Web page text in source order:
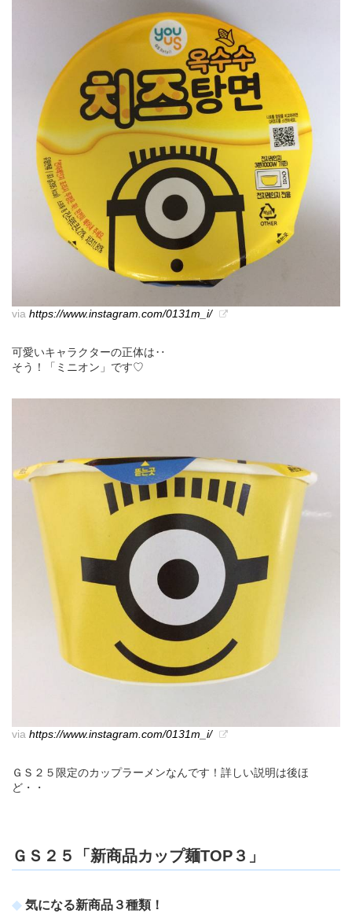
via https://www.instagram.com/0131m_i/
可愛いキャラクターの正体は‥
そう！「ミニオン」です♡
via https://www.instagram.com/0131m_i/
ＧＳ２５限定のカップラーメンなんです！詳しい説明は後ほ
ど・・
ＧＳ２５「新商品カップ麺TOP３」
気になる新商品３種類！